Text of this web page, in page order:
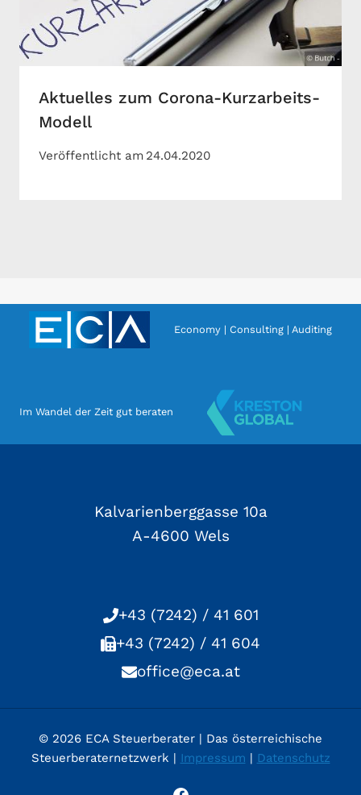
Aktuelles zum Corona-Kurzarbeits-
Modell
Veröffentlicht am 24.04.2020
Economy | Consulting | Auditing
Im Wandel der Zeit gut beraten
Kalvarienberggasse 10a
A-4600 Wels
+43 (7242) / 41 601
+43 (7242) / 41 604
office@eca.at
© 2026 ECA Steuerberater | Das österreichische
Steuerberaternetzwerk | Impressum | Datenschutz